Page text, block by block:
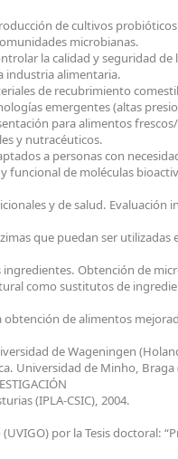
de cultivos
microbianas.
la calidad y seguridad de
industria alimentaria.
de recubrimiento
emergentes (altas
para alimentos
y nutracéuticos.
a personas con
funcional de moléculas
y de salud.
que puedan ser
Obtención de
como sustitutos de
obtención de alimentos
de Wageningen
Universidad de Minho, Braga
(IPLA-CSIC), 2004.
por la Tesis doctoral: